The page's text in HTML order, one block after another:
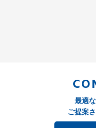
最適
ご提案